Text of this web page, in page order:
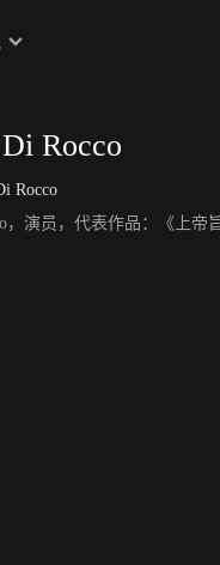
Rocco
Rocco
，演员，代表作品：《上帝